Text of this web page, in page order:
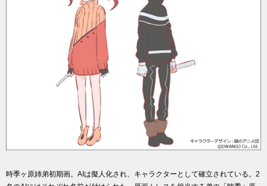
時季ヶ原姉弟初期画。AIは擬人化され、キャラクターとして確立されている。2